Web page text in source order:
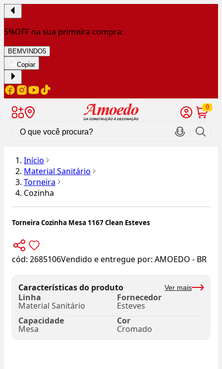
5%OFF na sua primeira compra:
BEMVINDO5
Copiar
0
Início
Material Sanitário
Torneira
Cozinha
Torneira Cozinha Mesa 1167 Clean Esteves
cód: 2685106Vendido e entregue por: AMOEDO - BR
Características do produto Ver mais
Linha
Material Sanitário
Fornecedor
Esteves
Capacidade
Mesa
Cor
Cromado